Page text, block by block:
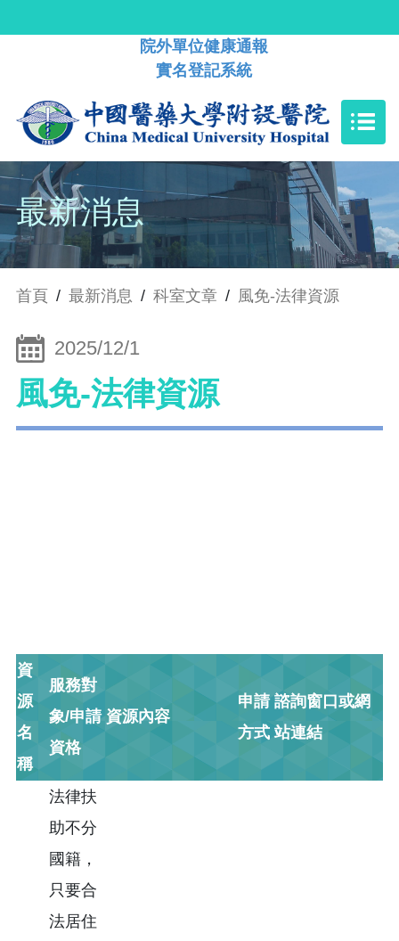
院外單位健康通報
實名登記系統
最新消息
首頁 / 最新消息 / 科室文章 / 風免-法律資源
2025/12/1
風免-法律資源
資
源
名
稱
服務對
象/申請
資格
資源內容
申請
方式
諮詢窗口或網
站連結
法律扶
助不分
國籍，
只要合
法居住